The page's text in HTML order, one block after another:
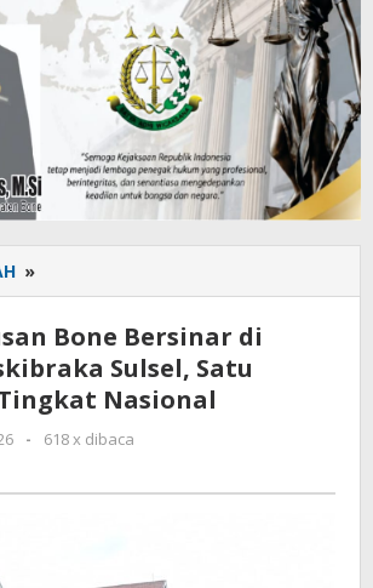
»
Utusan
Bersinar
di
Seleksi
Sulsel,
Melaju
Bone Bersinar di
Sulsel, Satu
Nasional
oleh
-
618 x dibaca